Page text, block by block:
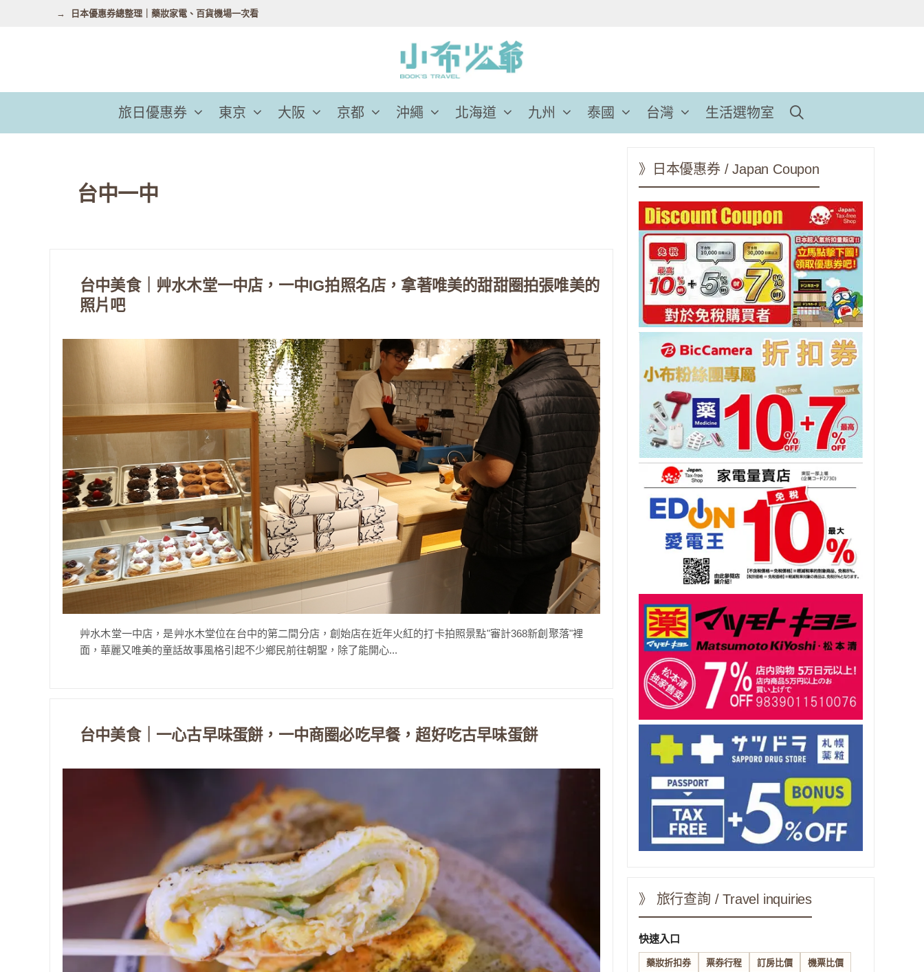
容
日本優惠券總整理｜藥妝家電、百貨機場一次看
旅日優惠券 東京 大阪 京都 沖繩 北海道 九州 泰國 台灣 生活選物室
台中一中
台中美食｜艸水木堂一中店，一中IG拍照名店，拿著唯美的甜甜圈拍張唯美的
照片吧
艸水木堂一中店，是艸水木堂位在台中的第二間分店，創始店在近年火紅的打卡拍照景點"審計368新創聚落"裡
面，華麗又唯美的童話故事風格引起不少鄉民前往朝聖，除了能開心...
台中美食｜一心古早味蛋餅，一中商圈必吃早餐，超好吃古早味蛋餅
》日本優惠券 / Japan Coupon
》 旅行查詢 / Travel inquiries
快速入口
藥妝折扣券 票券行程 訂房比價 機票比價